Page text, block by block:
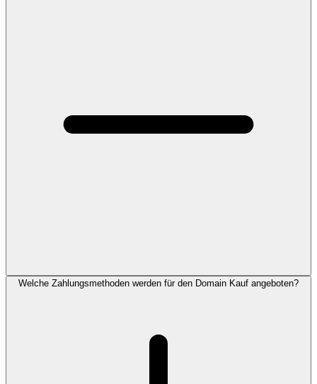
Welche Zahlungsmethoden werden für den Domain Kauf angeboten?